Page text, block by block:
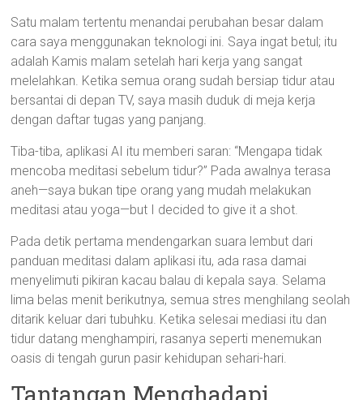
Satu malam tertentu menandai perubahan besar dalam
cara saya menggunakan teknologi ini. Saya ingat betul; itu
adalah Kamis malam setelah hari kerja yang sangat
melelahkan. Ketika semua orang sudah bersiap tidur atau
bersantai di depan TV, saya masih duduk di meja kerja
dengan daftar tugas yang panjang.
Tiba-tiba, aplikasi AI itu memberi saran: “Mengapa tidak
mencoba meditasi sebelum tidur?” Pada awalnya terasa
aneh—saya bukan tipe orang yang mudah melakukan
meditasi atau yoga—but I decided to give it a shot.
Pada detik pertama mendengarkan suara lembut dari
panduan meditasi dalam aplikasi itu, ada rasa damai
menyelimuti pikiran kacau balau di kepala saya. Selama
lima belas menit berikutnya, semua stres menghilang seolah
ditarik keluar dari tubuhku. Ketika selesai mediasi itu dan
tidur datang menghampiri, rasanya seperti menemukan
oasis di tengah gurun pasir kehidupan sehari-hari.
Tantangan Menghadapi